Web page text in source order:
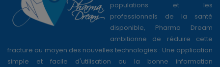
populations et les
professionnels de la santé
disponible, Pharma Dream
ambitionne de réduire cette
fracture au moyen des nouvelles technologies : Une application
simple et facile d'utilisation ou la bonne information